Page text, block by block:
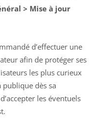
> Mise à jour
d’effectuer une
afin de protéger ses
les plus curieux
publique dès sa
les éventuels